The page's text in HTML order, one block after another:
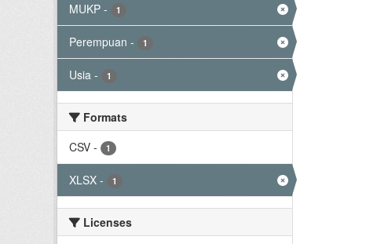
MUKP - 1
Perempuan - 1
Usia - 1
Formats
CSV - 1
XLSX - 1
Licenses